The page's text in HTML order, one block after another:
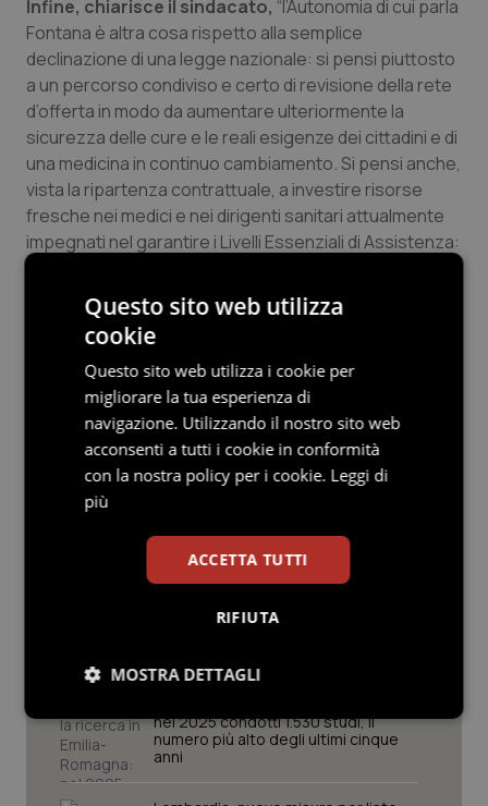
Quotidiano Pediatria
Rene & patologie urogenitali
Salute orale & impianti
Sangue & coagulazione
Tiroide
Tumore al seno
Tumore ovarico
Tumori del Polmone & Testa Collo
Tumori gastrointestinali
Ulcera & Reflusso
Infine, chiarisce il sindacato, “l’Autonomia di cui parla
Fontana è altra cosa rispetto alla semplice
declinazione di una legge nazionale: si pensi piuttosto
a un percorso condiviso e certo di revisione della rete
d’offerta in modo da aumentare ulteriormente la
sicurezza delle cure e le reali esigenze dei cittadini e di
una medicina in continuo cambiamento. Si pensi anche,
vista la ripartenza contrattuale, a investire risorse
fresche nei medici e nei dirigenti sanitari attualmente
impegnati nel garantire i Livelli Essenziali di Assistenza:
lontano e i concorsi a vuoto, realtà ormai quotidiana,
sono lì a ricordarcelo”.
30 Ottobre 2019
© Riproduzione riservata
nel 2025 condotti 1.530 studi, il
numero più alto degli ultimi cinque
anni
Questo sito web utilizza
cookie
Questo sito web utilizza i cookie per
migliorare la tua esperienza di
navigazione. Utilizzando il nostro sito web
acconsenti a tutti i cookie in conformità
con la nostra policy per i cookie. Leggi di
più
ACCETTA TUTTI
RIFIUTA
MOSTRA DETTAGLI
Necessari Statistici Marketing